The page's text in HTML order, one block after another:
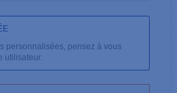
personnalisées, pensez à vous
utilisateur.